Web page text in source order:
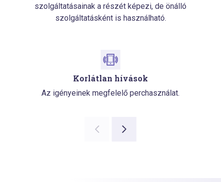
szolgáltatásainak a részét képezi, de önálló
szolgáltatásként is használható.
Korlátlan hívások
Az igényeinek megfelelő perchasználat.